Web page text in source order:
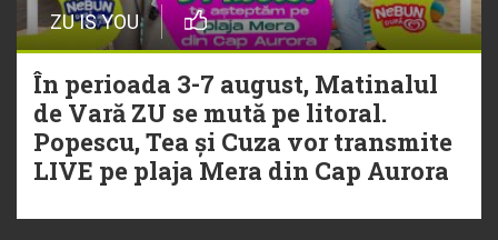
ZU IS YOU
În perioada 3-7 august, Matinalul
de Vară ZU se mută pe litoral.
Popescu, Tea și Cuza vor transmite
LIVE pe plaja Mera din Cap Aurora